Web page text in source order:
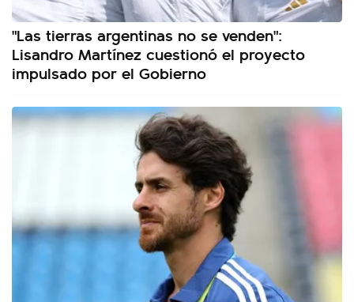
"Las tierras argentinas no se venden":
Lisandro Martínez cuestionó el proyecto
impulsado por el Gobierno